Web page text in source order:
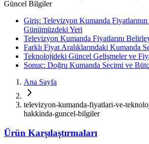
Güncel Bilgiler
Giriş: Televizyon Kumanda
Günümüzdeki Yeri
Televizyon Kumanda Fiyatlarını
Farklı Fiyat Aralıklarındaki Kumanda
Teknolojideki Güncel Gelişmeler ve
Sonuç: Doğru Kumanda Seçimi ve
Ana Sayfa
televizyon-kumanda-fiyatlari-ve-
hakkinda-guncel-bilgiler
Ürün Karşılaştırmaları